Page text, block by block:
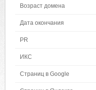
Возраст домена
Дата окончания
PR
ИКС
Страниц в Google